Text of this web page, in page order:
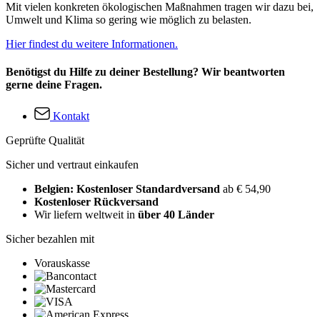
Mit vielen konkreten ökologischen Maßnahmen tragen wir dazu bei,
Umwelt und Klima so gering wie möglich zu belasten.
Hier findest du weitere Informationen.
Benötigst du Hilfe zu deiner Bestellung? Wir beantworten
gerne deine Fragen.
Kontakt
Geprüfte Qualität
Sicher und vertraut einkaufen
Belgien: Kostenloser Standardversand ab € 54,90
Kostenloser Rückversand
Wir liefern weltweit in über 40 Länder
Sicher bezahlen mit
Vorauskasse